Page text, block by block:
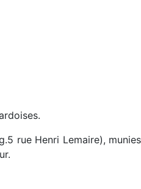
rue Henri Lemaire), munies